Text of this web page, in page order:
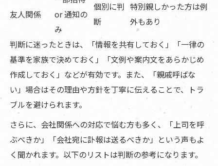
友人関係
or 通知の
み
個別に判
断
特別親しかった方は例
外もあり
判断に迷ったときは、「情報を共有しておく」「一律の
基準を家族で決めておく」「文例や案内文をあらかじめ
作成しておく」などが有効です。また、「親戚呼ばな
い」場合はその理由や方針を丁寧に伝えることで、トラ
ブルを避けられます。
さらに、会社関係への対応で悩む方も多く、「上司を呼
ぶべきか」「会社宛に訃報は送るべきか」という声もよ
く聞かれます。以下のリストは判断の参考になります。